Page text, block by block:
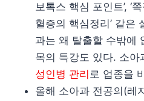
보톡스 핵심 포인트’, ‘
혈증의 핵심정리’ 같은
과는 왜 탈출할 수밖에
목의 특강도 있다. 소아
성인병 관리 로 업종을
올해 소아과 전공의(레